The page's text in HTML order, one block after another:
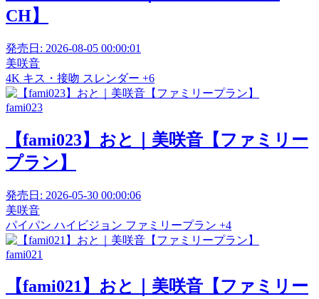
CH】
発売日: 2026-08-05 00:00:01
美咲音
4K キス・接吻 スレンダー +6
fami023
【fami023】おと｜美咲音【ファミリー
プラン】
発売日: 2026-05-30 00:00:06
美咲音
パイパン ハイビジョン ファミリープラン +4
fami021
【fami021】おと｜美咲音【ファミリー